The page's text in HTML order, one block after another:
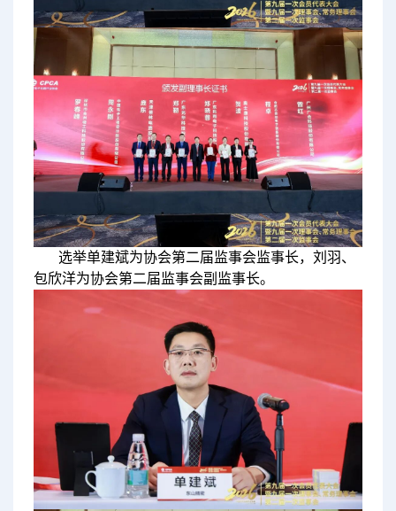
选举单建斌为协会第二届监事会监事长，刘羽、
包欣洋为协会第二届监事会副监事长。